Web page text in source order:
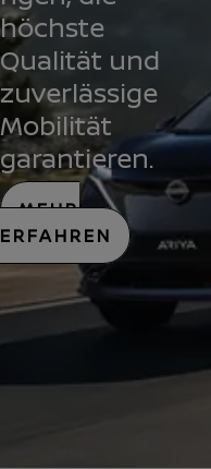
höchste
Qualität und
zuverlässige
Mobilität
garantieren.
MEHR
ERFAHREN